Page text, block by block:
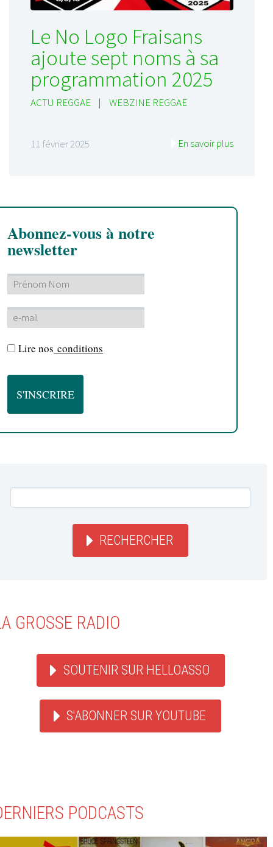
Le No Logo Fraisans
ajoute sept noms à sa
programmation 2025
ACTU REGGAE | WEBZINE REGGAE
11 février 2025 En savoir plus
Abonnez-vous à notre
newsletter
Lire nos conditions
RECHERCHER
GROSSE RADIO
SOUTENIR SUR HELLOASSO
S'ABONNER SUR YOUTUBE
PODCASTS